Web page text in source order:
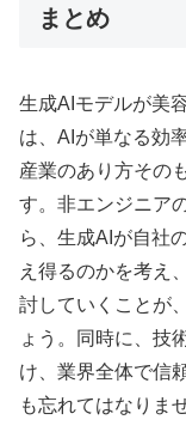
まとめ
生成AIモデルが美
は、AIが単なる効
産業のあり方その
す。非エンジニア
ら、生成AIが自社
え得るのかを考え
討していくことが
ょう。同時に、技
け、業界全体で信
も忘れてはなりま